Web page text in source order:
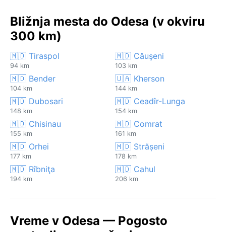
Bližnja mesta do Odesa (v okviru
300 km)
🇲🇩 Tiraspol
94 km
🇲🇩 Căuşeni
103 km
🇲🇩 Bender
104 km
🇺🇦 Kherson
144 km
🇲🇩 Dubosari
148 km
🇲🇩 Ceadîr-Lunga
154 km
🇲🇩 Chisinau
155 km
🇲🇩 Comrat
161 km
🇲🇩 Orhei
177 km
🇲🇩 Strășeni
178 km
🇲🇩 Rîbniţa
194 km
🇲🇩 Cahul
206 km
Vreme v Odesa — Pogosto